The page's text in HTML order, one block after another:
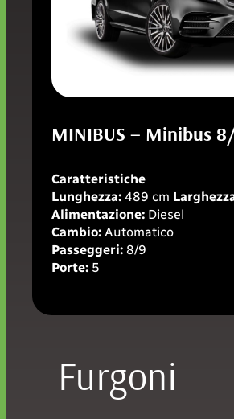
MINIBUS – Minibus
Caratteristiche
Lunghezza: 489 cm
Alimentazione: Diesel
Cambio: Automatico
Passeggeri: 8/9
Porte: 5
Furgoni